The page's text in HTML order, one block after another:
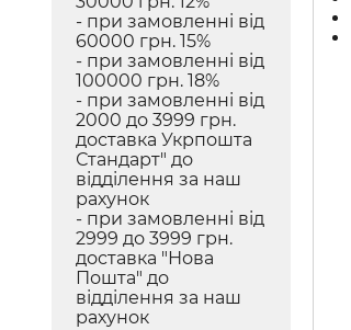
- при замовленні від
60000 грн. 15%
- при замовленні від
100000 грн. 18%
- при замовленні від
2000 до 3999 грн.
доставка Укрпошта
Стандарт" до
відділення за наш
рахунок
- при замовленні від
2999 до 3999 грн.
доставка "Нова
Пошта" до
відділення за наш
рахунок